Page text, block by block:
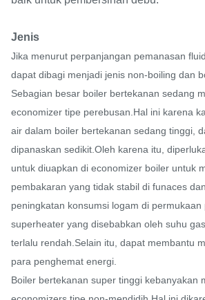
Jenis
Jika menurut perpanjangan pemanasan
dapat dibagi menjadi jenis non-boiling dan
Sebagian besar boiler bertekanan sedang
economizer tipe perebusan.Hal ini karena
air dalam boiler bertekanan sedang tinggi,
dipanaskan sedikit.Oleh karena itu,
untuk diuapkan di economizer boiler untuk
pembakaran yang tidak stabil di funaces
peningkatan konsumsi logam di
superheater yang disebabkan oleh suhu
terlalu rendah.Selain itu, dapat membantu
para penghemat energi.
Boiler bertekanan super tinggi kebanyakan